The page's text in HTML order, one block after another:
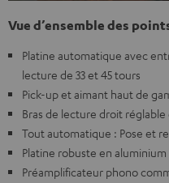
Vue d’ensemble des
Platine automatique avec
lecture de 33 et 45 tours
Pick-up et aimant haut de
Bras de lecture droit
Tout automatique : Pose et
Platine robuste en
Préamplificateur phono